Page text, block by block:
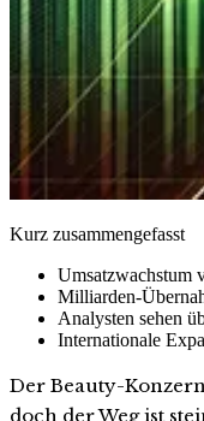
Kurz zusammengefasst
Umsatzwachstum
Milliarden-
Analysten sehen
Internationale
Der Beauty-
doch der Weg ist